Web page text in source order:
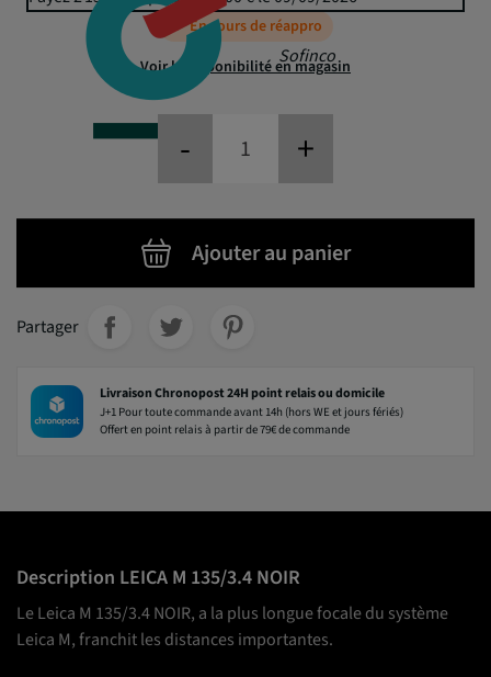
Sofinco
En cours de réappro
Voir la disponibilité en magasin
- +
Ajouter au panier
Partager
Livraison Chronopost 24H point relais ou domicile
J+1 Pour toute commande avant 14h (hors WE et jours fériés)
Offert en point relais à partir de 79€ de commande
Description LEICA M 135/3.4 NOIR
Le Leica M 135/3.4 NOIR, a la plus longue focale du système
Leica M, franchit les distances importantes.